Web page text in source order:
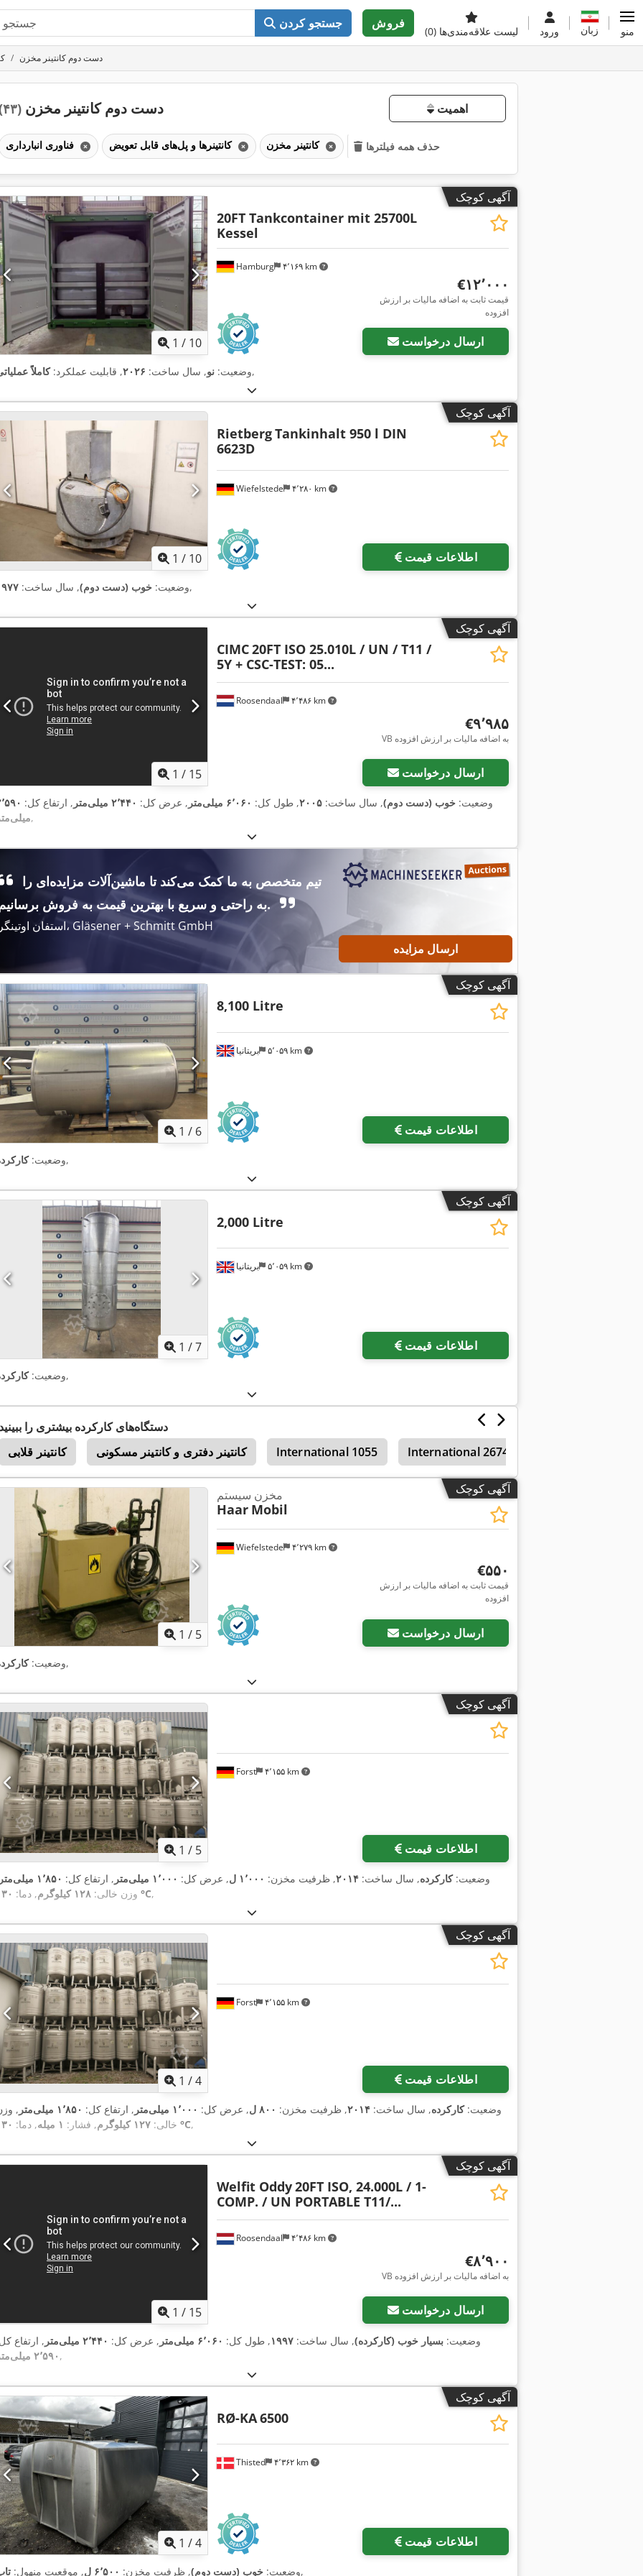
جستجو کردن فروش
لیست علاقه‌مندی‌ها (0) ورود زبان منو
دست دوم کانتینر مخزن
دست دوم کانتینر مخزن (۴۳) اهمیت
فناوری انبارداری کانتینرها و پل‌های قابل تعویض کانتینر مخزن حذف همه فیلترها
آگهی کوچک
1 / 10
Hamburg ۴٬۱۶۹ km
20FT Tankcontainer mit 25700L
Kessel
‎€۱۲٬۰۰۰
قیمت ثابت به اضافه مالیات بر ارزش
افزوده
ارسال درخواست
وضعیت: نو, سال ساخت: ۲۰۲۶, قابلیت عملکرد:کاملاً ,
آگهی کوچک
1 / 10
Wiefelstede ۴٬۲۸۰ km
RietbergTankinhalt 950 l DIN
6623D
اطلاعات قیمت
وضعیت: خوب (دست دوم), سال ساخت: ,
آگهی کوچک
1 / 15
Roosendaal ۴٬۴۸۶ km
CIMC20FT ISO 25.010L / UN / T11 /
5Y + CSC-TEST: 05...
‎€۹٬۹۸۵
VB به اضافه مالیات بر ارزش افزوده
ارسال درخواست
وضعیت: خوب (دست دوم), سال ساخت: ۲۰۰۵, طول کل: ۶٬۰۶۰ میلی‌متر , عرض کل: ۲٬۴۴۰ میلی‌متر , ارتفاع کل:
,
به راحتی و سریع با بهترین قیمت به فروش برسانیم.
استفان اوتینگر، Gläsener + Schmitt GmbH
ارسال مزایده
آگهی کوچک
1 / 6
بریتانیا ۵٬۰۵۹ km
8,100 Litre
اطلاعات قیمت
وضعیت:,
آگهی کوچک
1 /7
بریتانیا ۵٬۰۵۹ km
2,000 Litre
اطلاعات قیمت
وضعیت:,
دستگاه‌های کارکرده بیشتری را
کانتینر قلابی
کانتینر دفتری و کانتینر مسکونی International 1055 International 2674
آگهی کوچک
1 / 5
Wiefelstede ۴٬۲۷۹ km
مخزن سیستم
Haar Mobil
‎€۵۵۰
قیمت ثابت به اضافه مالیات بر ارزش
افزوده
ارسال درخواست
وضعیت:,
آگهی کوچک
1 / 5
Forst ۴٬۱۵۵ km
اطلاعات قیمت
وضعیت:کارکرده, سال ساخت: ۲۰۱۴, ظرفیت مخزن: ۱٬۰۰۰ ل , عرض کل: ۱٬۰۰۰ میلی‌متر , ارتفاع کل: ۱٬۸۵۰ میلی‌متر
وزن خالی: ۱۲۸ کیلوگرم , دما: ۱۳۰ °C,
آگهی کوچک
1 /4
Forst ۴٬۱۵۵ km
اطلاعات قیمت
وضعیت:کارکرده, سال ساخت: ۲۰۱۴, ظرفیت مخزن: ۸۰۰ ل , عرض کل: ۱٬۰۰۰ میلی‌متر , ارتفاع کل: ۱٬۸۵۰ میلی‌متر
,
خالی: ۱۲۷ کیلوگرم , فشار: ۱ میله , دما: ۱۳۰ °C,
آگهی کوچک
1 / 15
Roosendaal ۴٬۴۸۶ km
Welfit Oddy20FT ISO, 24.000L / 1-
COMP. / UN PORTABLE T11/...
‎€۸٬۹۰۰
VB به اضافه مالیات بر ارزش افزوده
ارسال درخواست
وضعیت: بسیار خوب (کارکرده), سال ساخت: ۱۹۹۷, طول کل: ۶٬۰۶۰ میلی‌متر , عرض کل: ۲٬۴۴۰ میلی‌متر
, ارتفاع
۲٬۵۹۰ میلی‌متر ,
آگهی کوچک
1 /4
Thisted ۴٬۳۶۲ km
RØ-KA6500
اطلاعات قیمت
وضعیت: خوب (دست دوم), ظرفیت مخزن: ۶٬۵۰۰ ل , موقعیت منهول: ,